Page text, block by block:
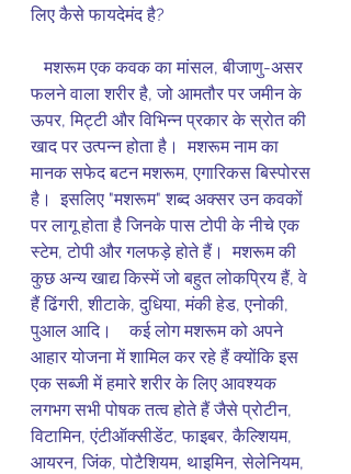
लिए कैसे फायदेमंद है?
   मशरूम एक कवक का मांसल, बीजाणु-असर
फलने वाला शरीर है, जो आमतौर पर जमीन के
ऊपर, मिट्टी और विभिन्न प्रकार के स्रोत की
खाद पर उत्पन्न होता है।  मशरूम नाम का
मानक सफेद बटन मशरूम, एगारिकस बिस्पोरस
है।  इसलिए "मशरूम" शब्द अक्सर उन कवकों
पर लागू होता है जिनके पास टोपी के नीचे एक
स्टेम, टोपी और गलफड़े होते हैं।  मशरूम की
कुछ अन्य खाद्य किस्में जो बहुत लोकप्रिय हैं, वे
हैं ढिंगरी, शीटाके, दुधिया, मंकी हेड, एनोकी,
पुआल आदि।    कई लोग मशरूम को अपने
आहार योजना में शामिल कर रहे हैं क्योंकि इस
एक सब्जी में हमारे शरीर के लिए आवश्यक
लगभग सभी पोषक तत्व होते हैं जैसे प्रोटीन,
विटामिन, एंटीऑक्सीडेंट, फाइबर, कैल्शियम,
आयरन, जिंक, पोटैशियम, थाइमिन, सेलेनियम,